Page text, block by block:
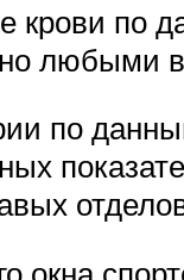
крови по
любыми
по